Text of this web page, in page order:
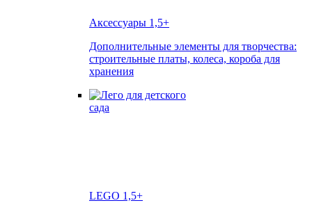
Аксессуары 1,5+
Дополнительные элементы для творчества:
строительные платы, колеса, короба для
хранения
LEGO 1,5+